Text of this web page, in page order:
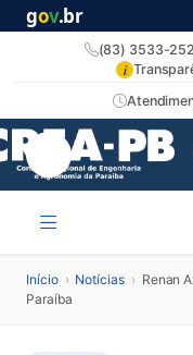
gov.br
(83) 3533-
i
Início › Notícias › Renan
Paraíba